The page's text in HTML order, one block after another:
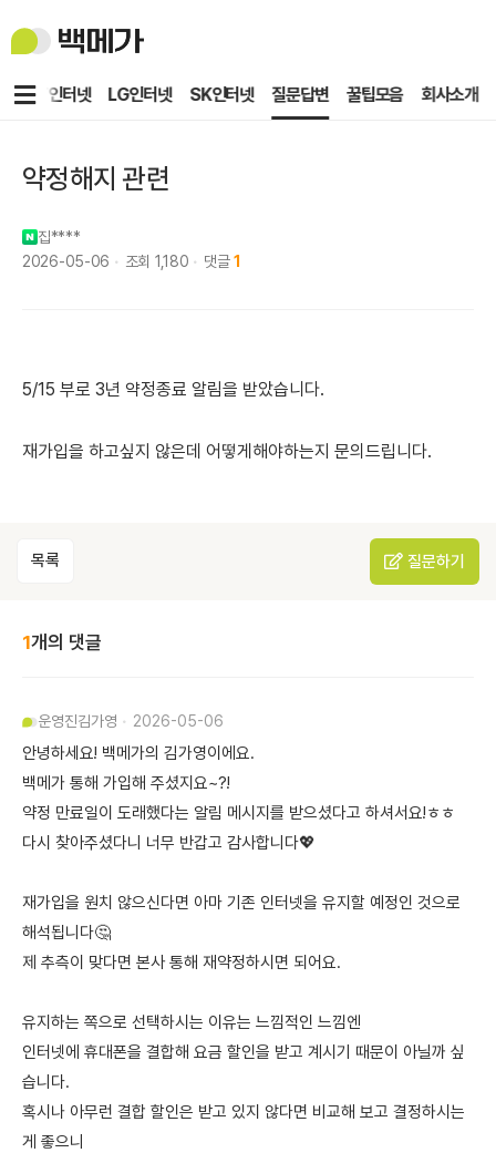
백
메
KT인터넷 LG인터넷 SK인터넷 질문답변 꿀팁모음 회사소개
메
약정해지 관련
집****
2026-05-06
조회 1,180 댓글 1
5/15 부로 3년 약정종료 알림을 받았습니다.
재가입을 하고싶지 않은데 어떻게해야하는지 문의드립니다.
목록 질문하기
1개의 댓글
운영진김가영 2026-05-06
안녕하세요! 백메가의 김가영이에요.
백메가 통해 가입해 주셨지요~?!
약정 만료일이 도래했다는 알림 메시지를 받으셨다고 하셔서요!ㅎㅎ
다시 찾아주셨다니 너무 반갑고 감사합니다💖
재가입을 원치 않으신다면 아마 기존 인터넷을 유지할 예정인 것으로
해석됩니다🤔
제 추측이 맞다면 본사 통해 재약정하시면 되어요.
유지하는 쪽으로 선택하시는 이유는 느낌적인 느낌엔
인터넷에 휴대폰을 결합해 요금 할인을 받고 계시기 때문이 아닐까 싶
습니다.
혹시나 아무런 결합 할인은 받고 있지 않다면 비교해 보고 결정하시는
게 좋으니